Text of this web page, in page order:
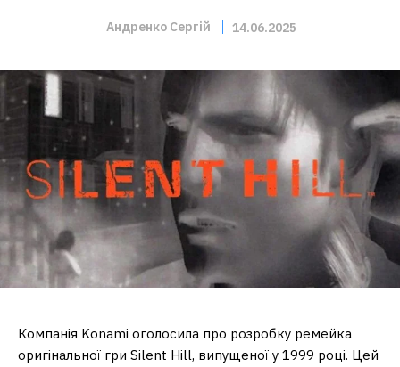
Андренко Сергій 14.06.2025
Компанія Konami оголосила про розробку ремейка
оригінальної гри Silent Hill, випущеної у 1999 році. Цей